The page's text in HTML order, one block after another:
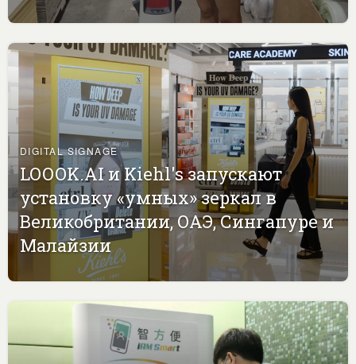
DIGITAL SIGNAGE
LOOOK.AI и Kiehl's запускают
установку «умных» зеркал в
Великобритании, ОАЭ, Сингапуре и
Малайзии